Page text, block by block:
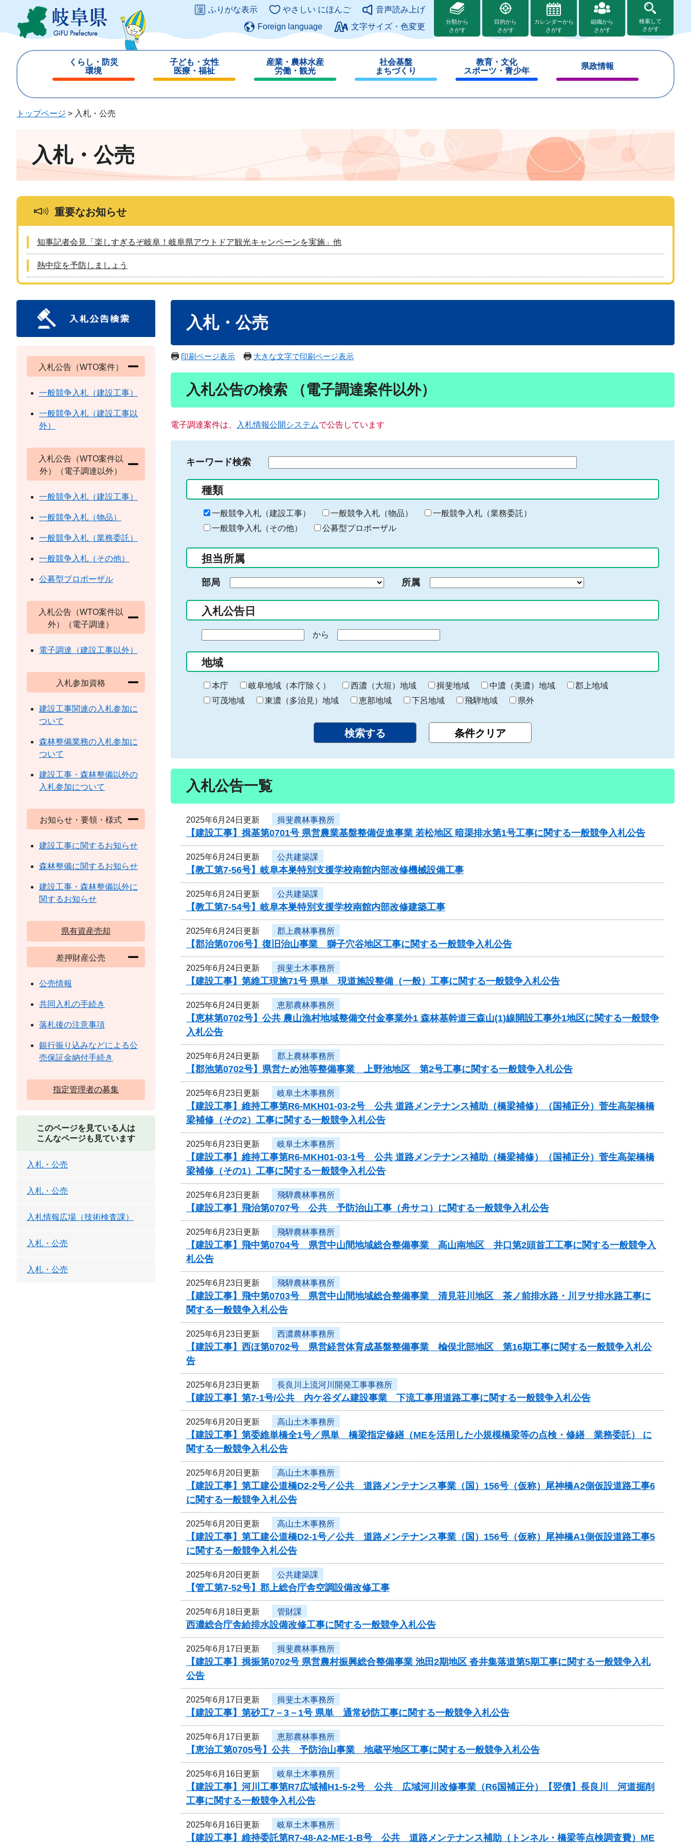
ジ
ュ
このページの本文へ
ふりがな表示 やさしい にほんご
音声読み上げ
Foreign language
文字サイズ・色変更
分類から
さがす
目的から
さがす
カレンダーから
さがす
組織から
さがす
検索して
さがす
くらし・防災
環境
じ
子ども・女性
医療・福祉
じ
産業・農林水産
労働・観光
じ
社会基盤
まちづくり
じ
教育・文化
スポーツ・青少年
じ
県政情報
じ
トップページ > 入札・公売
入札・公売
重要なお知らせ
知事記者会見「楽しすぎるぞ岐阜！岐阜県アウトドア観光キャンペーンを実施」他
熱中症を予防しましょう
入札・公売
印刷ページ表示 大きな文字で印刷ページ表示
入札公告の検索 （電子調達案件以外）
電子調達案件は、 入札情報公開システムで公告しています
キーワード検索
る
キ
ー
ー
入
力
種類
一般競争入札（建設工事） 一般競争入札（物品）
一般競争入札（業務委託）
一般競争入札（その他）
公募型プロポーザル
担当所属
部局 所属
入札公告日
の
始
ま
り
から
終
わ
り
地域
本庁 岐阜地域（本庁除く） 西濃（大垣）地域 揖斐地域 中濃（美濃）地域
郡上地域
可茂地域
東濃（多治見）地域 恵那地域 下呂地域 飛騨地域 県外
入札公告一覧
2025年6月24日更新 揖斐農林事務所
【建設工事】揖基第0701号 県営農業基盤整備促進事業 若松地区 暗渠排水第1号工事に関する一般競争入札公告
2025年6月24日更新 公共建築課
【教工第7-56号】岐阜本巣特別支援学校南館内部改修機械設備工事
2025年6月24日更新 公共建築課
【教工第7-54号】岐阜本巣特別支援学校南館内部改修建築工事
2025年6月24日更新 郡上農林事務所
【郡治第0706号】復旧治山事業 獅子穴谷地区工事に関する一般競争入札公告
2025年6月24日更新 揖斐土木事務所
【建設工事】第維工現施71号 県単 現道施設整備（一般）工事に関する一般競争入札公告
2025年6月24日更新 恵那農林事務所
【恵林第0702号】公共 農山漁村地域整備交付金事業外1 森林基幹道三森山(1)線開設工事外1地区に関する一般競争
入札公告
2025年6月24日更新 郡上農林事務所
【郡池第0702号】県営ため池等整備事業 上野池地区 第2号工事に関する一般競争入札公告
2025年6月23日更新 岐阜土木事務所
【建設工事】維持工事第R6-MKH01-03-2号 公共 道路メンテナンス補助（橋梁補修）（国補正分）菅生高架橋橋
梁補修（その2）工事に関する一般競争入札公告
2025年6月23日更新 岐阜土木事務所
【建設工事】維持工事第R6-MKH01-03-1号 公共 道路メンテナンス補助（橋梁補修）（国補正分）菅生高架橋橋
梁補修（その1）工事に関する一般競争入札公告
2025年6月23日更新 飛騨農林事務所
【建設工事】飛治第0707号 公共 予防治山工事（舟サコ）に関する一般競争入札公告
2025年6月23日更新 飛騨農林事務所
【建設工事】飛中第0704号 県営中山間地域総合整備事業 高山南地区 井口第2頭首工工事に関する一般競争入
札公告
2025年6月23日更新 飛騨農林事務所
【建設工事】飛中第0703号 県営中山間地域総合整備事業 清見荘川地区 茶ノ前排水路・川ヲサ排水路工事に
関する一般競争入札公告
2025年6月23日更新 西濃農林事務所
【建設工事】西ほ第0702号 県営経営体育成基盤整備事業 楡俣北部地区 第16期工事に関する一般競争入札公
告
2025年6月23日更新 長良川上流河川開発工事事務所
【建設工事】第7-1号/公共 内ケ谷ダム建設事業 下流工事用道路工事に関する一般競争入札公告
2025年6月20日更新 高山土木事務所
【建設工事】第委維単橋全1号／県単 橋梁指定修繕（MEを活用した小規模橋梁等の点検・修繕 業務委託） に
関する一般競争入札公告
2025年6月20日更新 高山土木事務所
【建設工事】第工建公道橋D2-2号／公共 道路メンテナンス事業（国）156号（仮称）尾神橋A2側仮設道路工事6
に関する一般競争入札公告
2025年6月20日更新 高山土木事務所
【建設工事】第工建公道橋D2-1号／公共 道路メンテナンス事業（国）156号（仮称）尾神橋A1側仮設道路工事5
に関する一般競争入札公告
2025年6月20日更新 公共建築課
【管工第7-52号】郡上総合庁舎空調設備改修工事
2025年6月18日更新 管財課
西濃総合庁舎給排水設備改修工事に関する一般競争入札公告
2025年6月17日更新 揖斐農林事務所
【建設工事】揖振第0702号 県営農村振興総合整備事業 池田2期地区 沓井集落道第5期工事に関する一般競争入札
公告
2025年6月17日更新 揖斐土木事務所
【建設工事】第砂工7－3－1号 県単 通常砂防工事に関する一般競争入札公告
2025年6月17日更新 恵那農林事務所
【恵治工第0705号】公共 予防治山事業 地蔵平地区工事に関する一般競争入札公告
2025年6月16日更新 岐阜土木事務所
【建設工事】河川工事第R7広域補H1-5-2号 公共 広域河川改修事業（R6国補正分）【翌債】長良川 河道掘削
工事に関する一般競争入札公告
2025年6月16日更新 岐阜土木事務所
【建設工事】維持委託第R7-48-A2-ME-1-B号 公共 道路メンテナンス補助（トンネル・橋梁等点検調査費）ME
入札公告（WTO案件）
一般競争入札（建設工事）
一般競争入札（建設工事以
外）
入札公告（WTO案件以
外）（電子調達以外）
一般競争入札（建設工事）
一般競争入札（物品）
一般競争入札（業務委託）
一般競争入札（その他）
公募型プロポーザル
入札公告（WTO案件以
外）（電子調達）
電子調達（建設工事以外）
入札参加資格
建設工事関連の入札参加に
ついて
森林整備業務の入札参加に
ついて
建設工事・森林整備以外の
入札参加について
お知らせ・要領・様式
建設工事に関するお知らせ
森林整備に関するお知らせ
建設工事・森林整備以外に
関するお知らせ
県有資産売却
差押財産公売
公売情報
共同入札の手続き
落札後の注意事項
銀行振り込みなどによる公
売保証金納付手続き
指定管理者の募集
このページを見ている人は
こんなページも見ています
入札・公売
入札・公売
入札情報広場（技術検査課）
入札・公売
入札・公売